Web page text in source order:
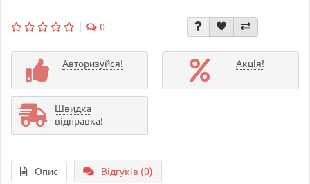
0
Авторизуйся! Акція!
Швидка
відправка!
Опис Відгуків (0)